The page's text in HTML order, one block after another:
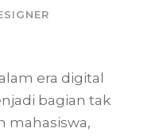
era digital
bagian tak
mahasiswa,